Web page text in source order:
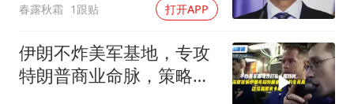
春露秋霜 1跟贴 打开APP
伊朗不炸美军基地，专攻
特朗普商业命脉，策略高